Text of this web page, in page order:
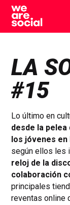
Skip
content
LA
#15
Lo último en
desde la
los jóvenes en
según ellos les
reloj de la
colaboración
principales
reventas online